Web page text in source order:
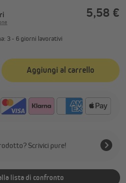
5,58 €
3 - 6 giorni lavorativi
inserisci la quantità desiderata o
Aggiungi al carrello
Scrivici pure!
lista di confronto